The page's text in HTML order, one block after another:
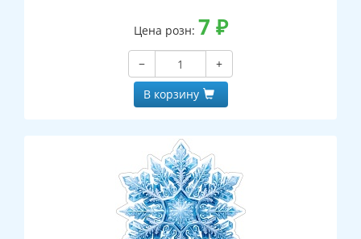
Цена розн: 7 ₽
−
+
В корзину